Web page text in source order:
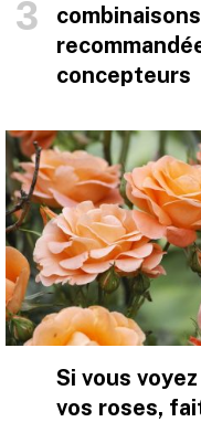
concepteurs
Si vous
vos roses,